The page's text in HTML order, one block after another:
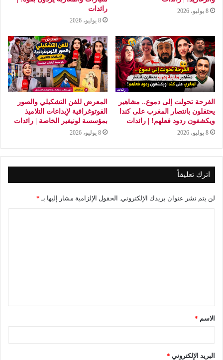
8 يوليو، 2026
رائدات
8 يوليو، 2026
الفرحة تحولت إلى دموع.. مشاهير
يحتفلون بانتصار المغرب على كندا
ويكشفون ردود فعلهم! | رائدات
8 يوليو، 2026
المعرض للفن التشكيلي والصور
الفوتوغرافية لإبداعات التلاميذ
بمؤسسة لونيفير الخاصة | رائدات
8 يوليو، 2026
اترك تعليقاً
لن يتم نشر عنوان بريدك الإلكتروني. الحقول الإلزامية مشار إليها بـ *
ق
*
الاسم *
البريد الإلكتروني *